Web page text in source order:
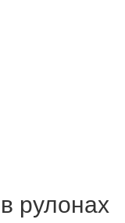
рулонах